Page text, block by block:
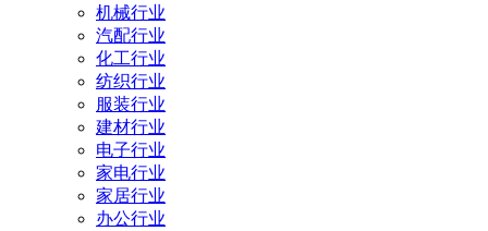
机械行业
汽配行业
化工行业
纺织行业
服装行业
建材行业
电子行业
家电行业
家居行业
办公行业